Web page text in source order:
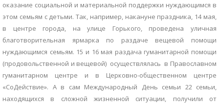
оказание социальной и материальной поддержки нуждающимся в
этом семьям с детьми. Так, например, накануне праздника, 14 мая,
в центре города, на улице Горького, проведена уличная
благотворительная ярмарка по раздаче вещевой помощи
нуждающимся семьям. 15 и 16 мая раздача гуманитарной помощи
(продовольственной и вещевой) осуществлялась в Православном
гуманитарном центре и в Церковно-общественном центре
«СоДействие». А в сам Международный День семьи 22 семьи,
находящихся в сложной жизненной ситуации, получили от